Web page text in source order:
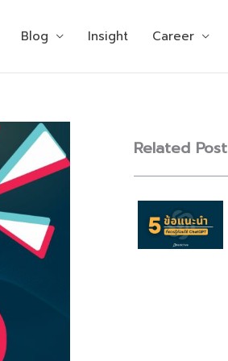
Blog Insight Career
Related Post